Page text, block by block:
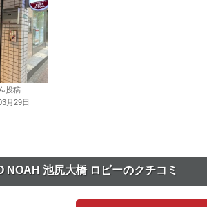
投稿
月29日
NOAH 池尻大橋 ロビーのクチコミ